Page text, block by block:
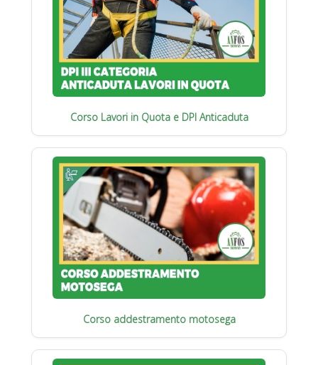
Corso Lavori in Quota e DPI Anticaduta
Corso addestramento motosega